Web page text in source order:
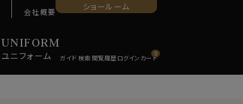
UNIFORM
ユニ フォーム
会社概要 ショールーム
0